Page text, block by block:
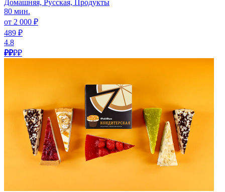
Домашняя, Русская, Продукты
80 мин.
от 2 000 ₽
489 ₽
4.8
₽₽₽₽